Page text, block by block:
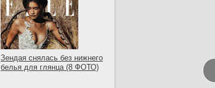
Зендая снялась без нижнего
белья для глянца (8 ФОТО)